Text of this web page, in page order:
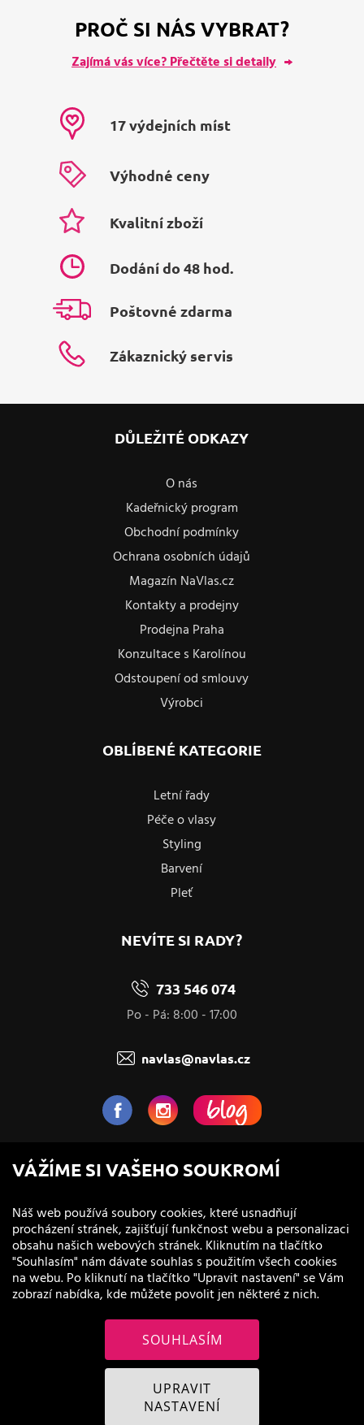
PROČ SI NÁS VYBRAT?
Zajímá vás více? Přečtěte si detaily
17 výdejních míst
Výhodné ceny
Kvalitní zboží
Dodání do 48 hod.
Poštovné zdarma
Zákaznický servis
DŮLEŽITÉ ODKAZY
O nás
Kadeřnický program
Obchodní podmínky
Ochrana osobních údajů
Magazín NaVlas.cz
Kontakty a prodejny
Prodejna Praha
Konzultace s Karolínou
Odstoupení od smlouvy
Výrobci
OBLÍBENÉ KATEGORIE
Letní řady
Péče o vlasy
Styling
Barvení
Pleť
NEVÍTE SI RADY?
733 546 074
Po - Pá: 8:00 - 17:00
navlas@navlas.cz
NaVlas.cz - Vlasová kosmetika
provozovatel e-shopu a prodejen
© 2011 - 2026 NaVlas.cz
VÁŽÍME SI VAŠEHO SOUKROMÍ
Náš web používá soubory cookies, které usnadňují
procházení stránek, zajišťují funkčnost webu a personalizaci
obsahu našich webových stránek. Kliknutím na tlačítko
"Souhlasím" nám dávate souhlas s použitím všech cookies
na webu. Po kliknutí na tlačítko "Upravit nastavení" se Vám
zobrazí nabídka, kde můžete povolit jen některé z nich.
SOUHLASÍM
UPRAVIT
NASTAVENÍ